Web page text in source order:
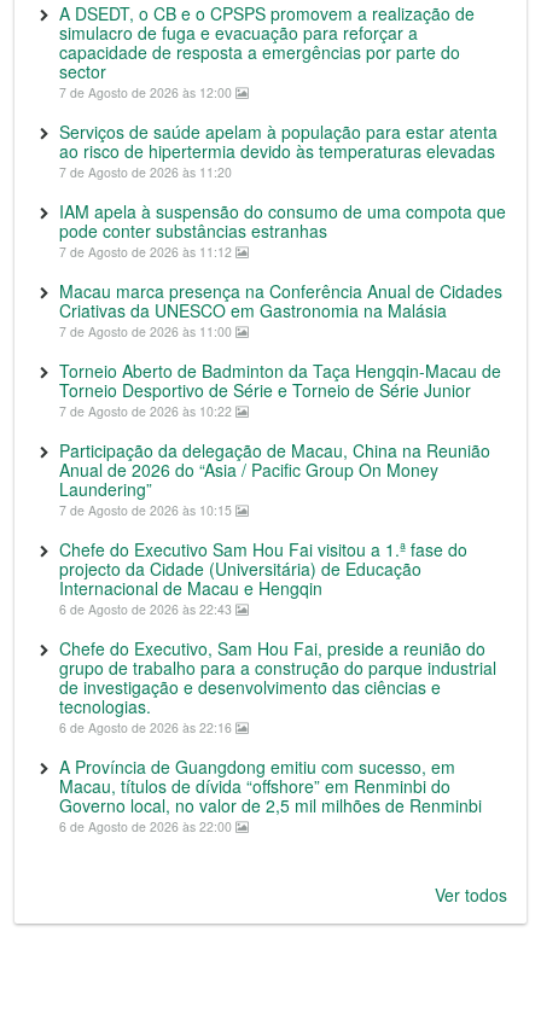
A DSEDT, o CB e o CPSPS promovem a realização de
simulacro de fuga e evacuação para reforçar a
capacidade de resposta a emergências por parte do
sector
7 de Agosto de 2026 às 12:00
Serviços de saúde apelam à população para estar atenta
ao risco de hipertermia devido às temperaturas elevadas
7 de Agosto de 2026 às 11:20
IAM apela à suspensão do consumo de uma compota que
pode conter substâncias estranhas
7 de Agosto de 2026 às 11:12
Macau marca presença na Conferência Anual de Cidades
Criativas da UNESCO em Gastronomia na Malásia
7 de Agosto de 2026 às 11:00
Torneio Aberto de Badminton da Taça Hengqin-Macau de
Torneio Desportivo de Série e Torneio de Série Junior
7 de Agosto de 2026 às 10:22
Participação da delegação de Macau, China na Reunião
Anual de 2026 do “Asia / Pacific Group On Money
Laundering”
7 de Agosto de 2026 às 10:15
Chefe do Executivo Sam Hou Fai visitou a 1.ª fase do
projecto da Cidade (Universitária) de Educação
Internacional de Macau e Hengqin
6 de Agosto de 2026 às 22:43
Chefe do Executivo, Sam Hou Fai, preside a reunião do
grupo de trabalho para a construção do parque industrial
de investigação e desenvolvimento das ciências e
tecnologias.
6 de Agosto de 2026 às 22:16
A Província de Guangdong emitiu com sucesso, em
Macau, títulos de dívida “offshore” em Renminbi do
Governo local, no valor de 2,5 mil milhões de Renminbi
6 de Agosto de 2026 às 22:00
Ver todos